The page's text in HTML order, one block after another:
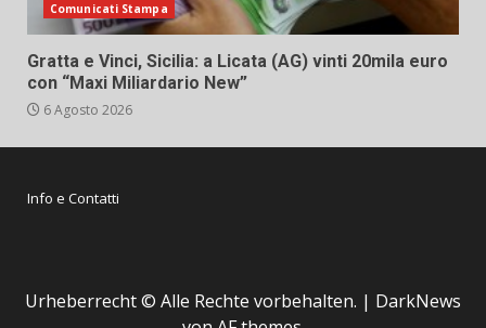
Comunicati Stampa
Gratta e Vinci, Sicilia: a Licata (AG) vinti 20mila euro
con “Maxi Miliardario New”
6 Agosto 2026
Info e Contatti
Urheberrecht © Alle Rechte vorbehalten. | DarkNews